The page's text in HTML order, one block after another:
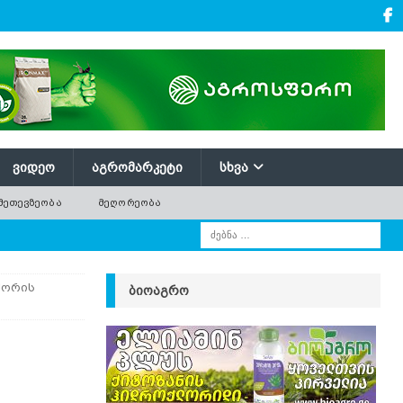
ᲕᲘᲓᲔᲝ ᲐᲒᲠᲝᲛᲐᲠᲙᲔᲢᲘ ᲡᲮᲕᲐ
ᲛᲔᲦᲝᲠᲔᲝᲑᲐ
ᲑᲘᲝᲐᲒᲠᲝ